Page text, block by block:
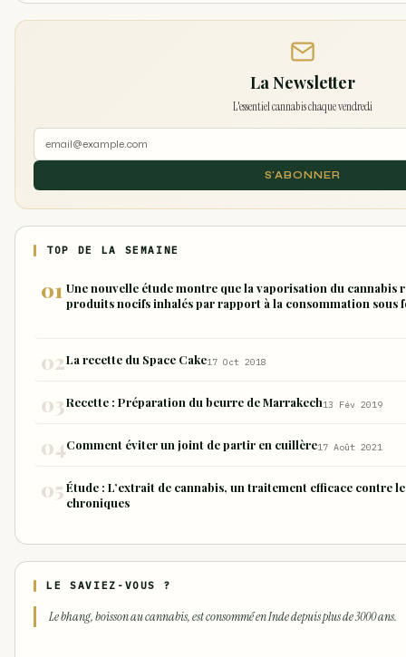
La Newsletter
L'essentiel cannabis chaque vendredi
S'ABONNER
TOP DE LA SEMAINE
Une nouvelle étude montre que la vaporisation du cannabis
produits nocifs inhalés par rapport à la consommation sous
La recette du Space Cake17 Oct 2018
Recette : Préparation du beurre de Marrakech13 Fév 2019
Comment éviter un joint de partir en cuillère17 Août 2021
Étude : L’extrait de cannabis, un traitement efficace contre
chroniques
LE SAVIEZ-VOUS ?
Le bhang, boisson au cannabis, est consommé en Inde depuis plus de 3000 ans.